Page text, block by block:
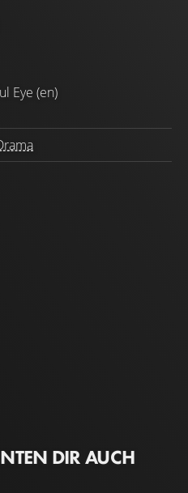
einige schockierende
Eye (en)
DIR AUCH